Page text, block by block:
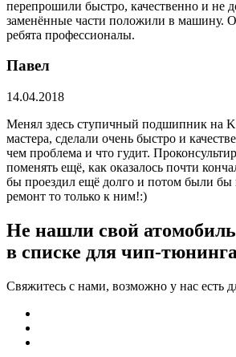
перепрошили быстро, качественно и не
заменённые части положили в машину.
ребята профессионалы.
Павел
14.04.2018
Менял здесь ступичный подшипник на
мастера, сделали очень быстро и
чем проблема и что гудит.
поменять ещё, как оказалось почти
бы проездил ещё долго и потом были
ремонт то только к ним!:)
Не нашли свой атомобиль
в списке для чип-
Свяжитесь с нами, возможно у нас есть